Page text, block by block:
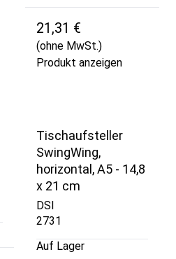
21,31 €
(ohne MwSt.)
Produkt anzeigen
Tischaufsteller
SwingWing,
horizontal, A5 - 14,8
x 21 cm
DSI
2731
Auf Lager